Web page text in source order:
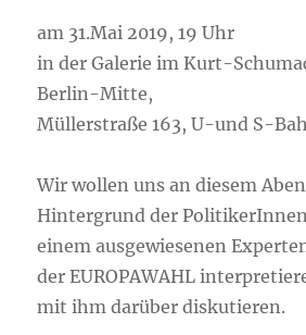
am 31.Mai 2019, 19 Uhr
in der Galerie im Kurt-
Berlin-Mitte,
Müllerstraße 163, U-und S-
Wir wollen uns an diesem
Hintergrund der
einem ausgewiesenen
der EUROPAWAHL
mit ihm darüber diskutieren.